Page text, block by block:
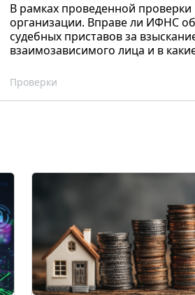
В рамках проведенной
организации. Вправе ли ИФНС
судебных приставов за
взаимозависимого лица и в
Проверки